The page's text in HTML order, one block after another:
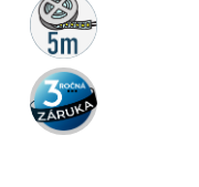
rolka
3 roky
záruka